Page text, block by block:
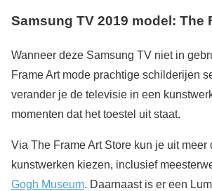
Samsung TV 2019 model: The
Wanneer deze Samsung TV niet in
Frame Art mode prachtige schilderijen
verander je de televisie in een
momenten dat het toestel uit staat.
Via The Frame Art Store kun je uit meer
kunstwerken kiezen, inclusief
Gogh Museum. Daarnaast is er een